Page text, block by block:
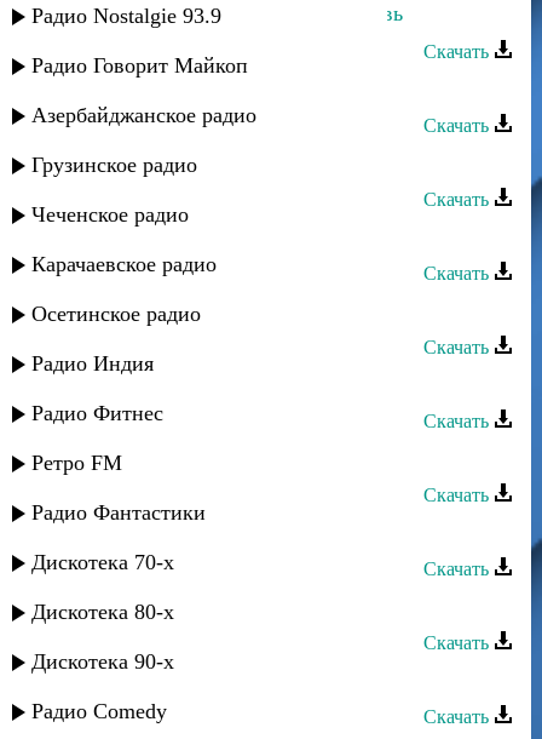
Радио Nostalgie 93.9
Радио Говорит Майкоп
Азербайджанское радио
Грузинское радио
Чеченское радио
Карачаевское радио
Осетинское радио
Радио Индия
Радио Фитнес
Ретро FM
Радио Фантастики
Дискотека 70-х
Дискотека 80-х
Дискотека 90-х
Радио Comedy
Эльмира Аминова - Пришла любовь
Скачать
Скачать
Эльмира Аминова - Шуточная
Скачать
Скачать
Эльмира Аминова - Ты сможешь
Скачать
Скачать
Рустам Ахмедханов - Раны любви
Скачать
Магомед Османов - Океан любви
Скачать
Ирада Асварова - Огонь любви
Скачать
Скачать